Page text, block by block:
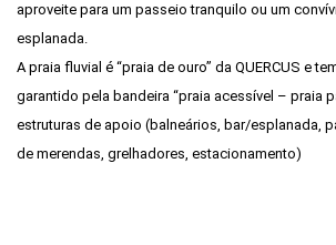
aproveite para um passeio tranquilo ou um
esplanada.
A praia fluvial é “praia de ouro” da QUERCUS e
garantido pela bandeira “praia acessível – praia
estruturas de apoio (balneários, bar/esplanada,
de merendas, grelhadores, estacionamento)